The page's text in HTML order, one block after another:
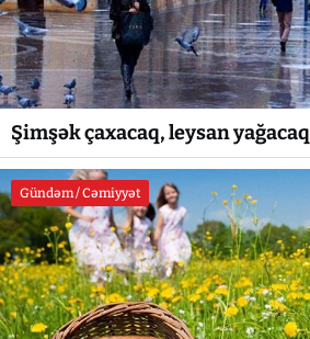
Şimşək çaxacaq, leysan yağacaq
Gündəm / Cəmiyyət